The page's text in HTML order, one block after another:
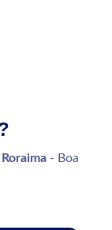
Roraima - Boa